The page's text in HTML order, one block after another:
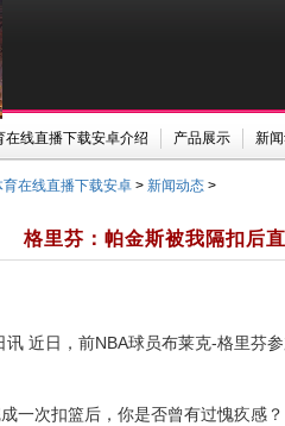
在线直播下载安卓介绍 产品展示 新
育在线直播下载安卓 > 新闻动态 >
格里芬：帕金斯被我隔扣后
讯 近日，前NBA球员布莱克-格里芬
一次扣篮后，你是否曾有过愧疚感？